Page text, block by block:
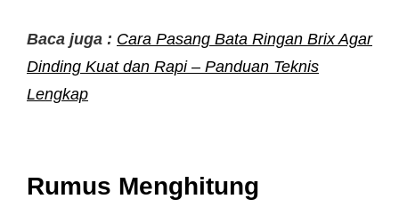
Baca juga : Cara Pasang Bata Ringan Brix Agar
Dinding Kuat dan Rapi – Panduan Teknis
Lengkap
Rumus Menghitung